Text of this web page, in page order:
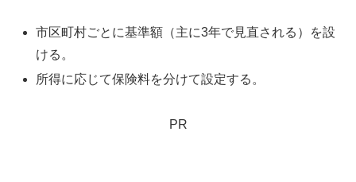
市区町村ごとに基準額（主に3年で見直される）を設
ける。
所得に応じて保険料を分けて設定する。
PR